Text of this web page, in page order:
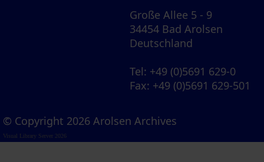
Große Allee 5 - 9
34454 Bad Arolsen
Deutschland
Tel: +49 (0)5691 629-0
Fax: +49 (0)5691 629-501
© Copyright 2026 Arolsen Archives
Visual Library Server 2026